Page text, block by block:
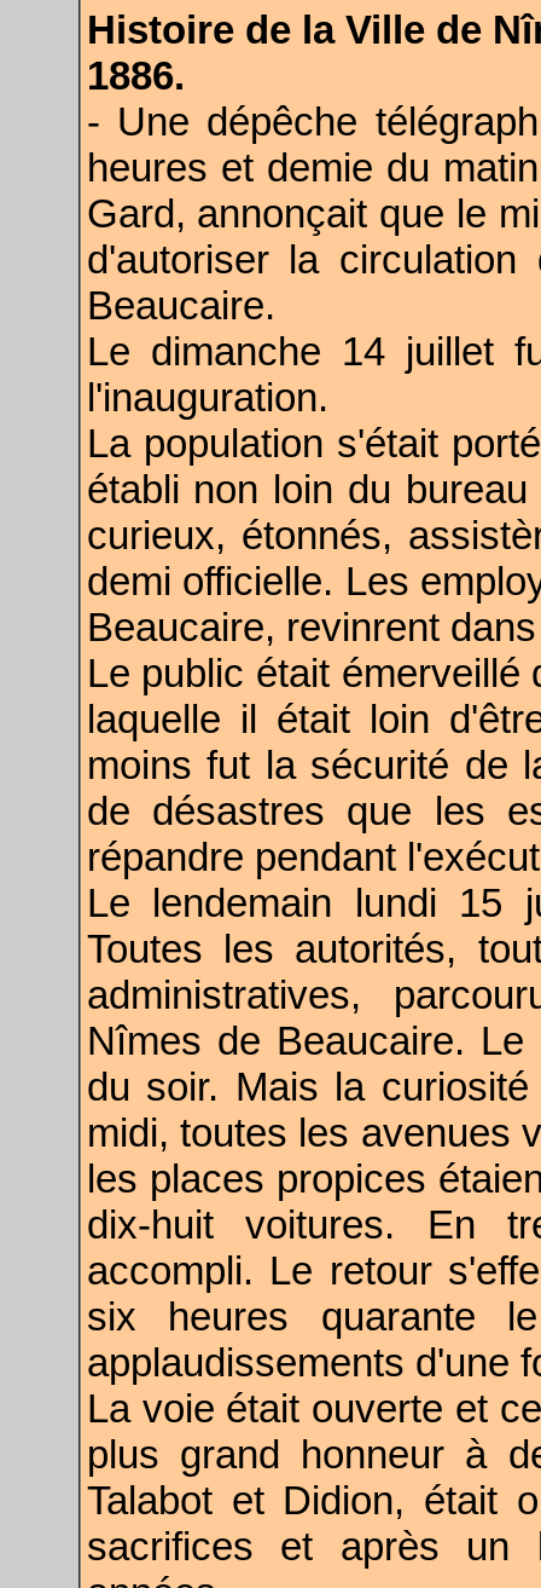
Histoire de la Ville de
1886.
- Une dépêche
heures et demie du
Gard, annonçait que le
d'autoriser la
Beaucaire.
Le dimanche 14 juillet
l'inauguration.
La population s'était
établi non loin du
curieux, étonnés,
demi officielle. Les
Beaucaire, revinrent
Le public était
laquelle il était loin
moins fut la sécurité de
de désastres que les
répandre pendant
Le lendemain lundi 15
Toutes les autorités,
administratives,
Nîmes de Beaucaire.
du soir. Mais la
midi, toutes les avenues
les places propices
dix-huit voitures. En
accompli. Le retour
six heures quarante
applaudissements d'une
La voie était ouverte et
plus grand honneur à
Talabot et Didion, était
sacrifices et après un